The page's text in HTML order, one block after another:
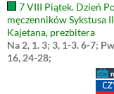
7 VIII Piątek. Dzień
męczenników Sykstusa
Kajetana, prezbitera
Na 2, 1. 3; 3, 1-3. 6-7;
16, 24-28;